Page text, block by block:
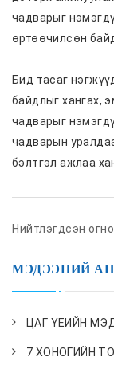
чадварыг
өртөөчилсөн
Бид тасаг
байдлыг хангах,
чадварыг
чадварын
бэлтгэл ажлаа
Нийтлэгдсэн
МЭДЭЭНИЙ
ЦАГ ҮЕИЙН
7 ХОНОГИЙН